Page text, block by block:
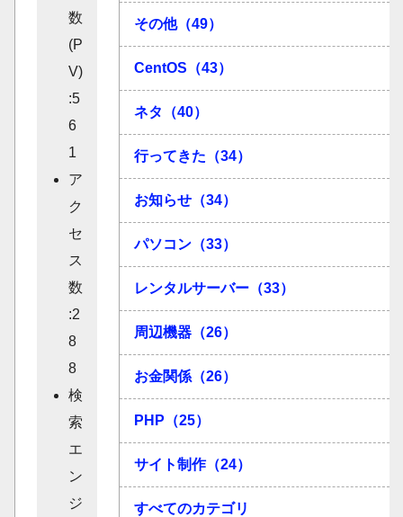
数
(P
V)
:5
6
1
ア
ク
セ
ス
数
:2
8
8
検
索
エ
ン
ジ
その他（49）
CentOS（43）
ネタ（40）
行ってきた（34）
お知らせ（34）
パソコン（33）
レンタルサーバー（33）
周辺機器（26）
お金関係（26）
PHP（25）
サイト制作（24）
すべてのカテゴリ